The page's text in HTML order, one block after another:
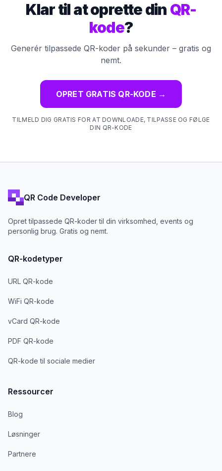
Klar til at oprette din QR-
kode?
Generér tilpassede QR-koder på sekunder – gratis og
nemt.
OPRET GRATIS QR-KODE →
TILMELD DIG GRATIS FOR AT DOWNLOADE, TILPASSE OG FØLGE
DIN QR-KODE
QR Code Developer
Opret tilpassede QR-koder til din virksomhed, events og
personlig brug. Gratis og nemt.
QR-kodetyper
URL QR-kode
WiFi QR-kode
vCard QR-kode
PDF QR-kode
QR-kode til sociale medier
Ressourcer
Blog
Løsninger
Partnere